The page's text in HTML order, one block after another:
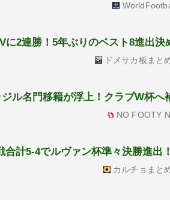
に2連勝！5年ぶりのベスト8進出決
ドメサカ板まと
ル名門移籍が浮上！クラブW杯へ
NO FOOTY
計5-4でルヴァン杯準々決勝進出
カルチョまと